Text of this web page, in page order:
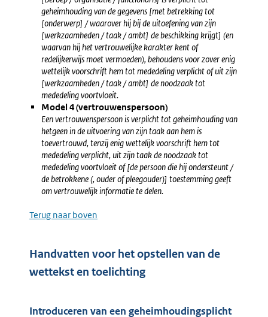
geheimhouding van de gegevens [met betrekking tot
[onderwerp] / waarover hij bij de uitoefening van zijn
[werkzaamheden / taak / ambt] de beschikking krijgt] (en
waarvan hij het vertrouwelijke karakter kent of
redelijkerwijs moet vermoeden), behoudens voor zover enig
wettelijk voorschrift hem tot mededeling verplicht of uit zijn
[werkzaamheden / taak / ambt] de noodzaak tot
mededeling voortvloeit.
Model 4 (vertrouwenspersoon)
Een vertrouwenspersoon is verplicht tot geheimhouding van
hetgeen in de uitvoering van zijn taak aan hem is
toevertrouwd, tenzij enig wettelijk voorschrift hem tot
mededeling verplicht, uit zijn taak de noodzaak tot
mededeling voortvloeit of [de persoon die hij ondersteunt /
de betrokkene (, ouder of pleegouder)] toestemming geeft
om vertrouwelijk informatie te delen.
Terug naar boven
Handvatten voor het opstellen van de
wettekst en toelichting
Introduceren van een geheimhoudingsplicht